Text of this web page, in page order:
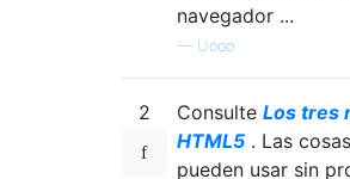
navegador ...
— Uooo
2 Consulte Los tres
HTML5 . Las
pueden usar sin